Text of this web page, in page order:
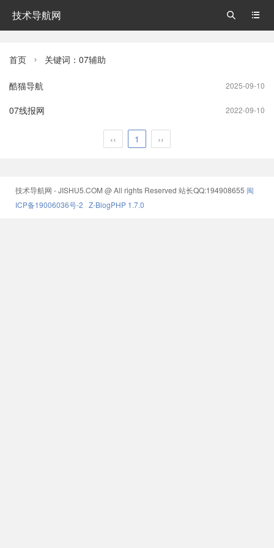
技术导航网 

首页  关键词：07辅助
2025-09-10
酷猫导航
2022-09-10
07线报网
‹‹ 1 ››
技术导航网 - JISHU5.COM @ All rights Reserved 站长QQ:194908655 闽
ICP备19006036号-2 Z-BlogPHP 1.7.0